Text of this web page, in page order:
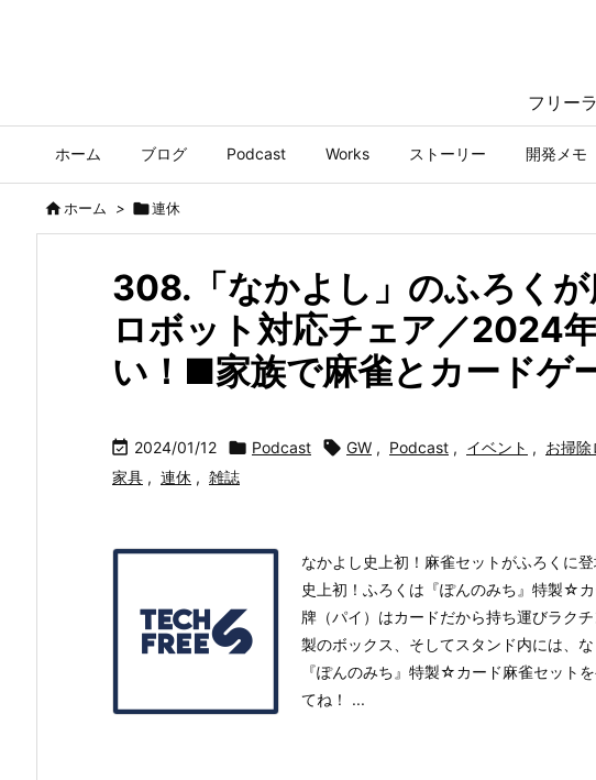
フリー
ホーム ブログ Podcast Works ストーリー 開発メモ
ホーム > 連休
308.「なかよし」のふろく
ロボット対応チェア／2024
い！■家族で麻雀とカードゲ
 2024/01/12  Podcast  GW , Podcast , イベント , お掃除
家具 , 連休 , 雑誌
なかよし史上初！麻雀セットがふろくに
史上初！ふろくは『ぽんのみち』特製☆
牌（パイ）はカードだから持ち運びラク
製のボックス、そしてスタンド内には、
『ぽんのみち』特製☆カード麻雀セット
てね！ ...